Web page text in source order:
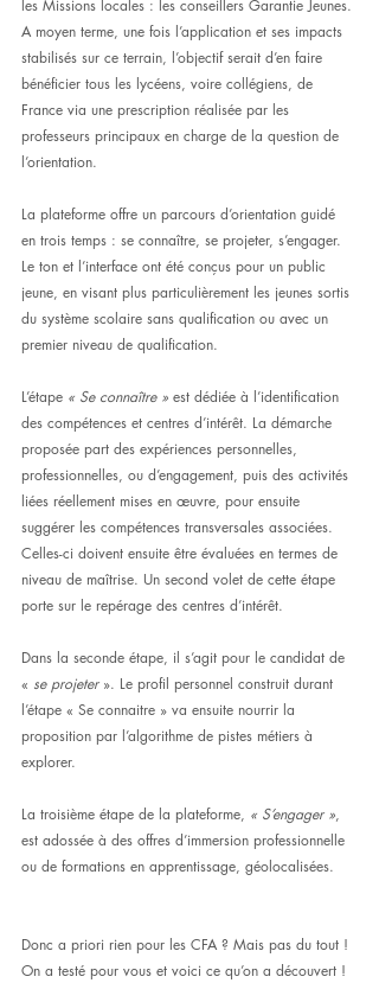
les Missions locales : les conseillers Garantie Jeunes.
A moyen terme, une fois l’application et ses impacts
stabilisés sur ce terrain, l’objectif serait d’en faire
bénéficier tous les lycéens, voire collégiens, de
France via une prescription réalisée par les
professeurs principaux en charge de la question de
l’orientation.
La plateforme offre un parcours d’orientation guidé
en trois temps : se connaître, se projeter, s’engager.
Le ton et l’interface ont été conçus pour un public
jeune, en visant plus particulièrement les jeunes sortis
du système scolaire sans qualification ou avec un
premier niveau de qualification.
L’étape « Se connaître » est dédiée à l’identification
des compétences et centres d’intérêt. La démarche
proposée part des expériences personnelles,
professionnelles, ou d’engagement, puis des activités
liées réellement mises en œuvre, pour ensuite
suggérer les compétences transversales associées.
Celles-ci doivent ensuite être évaluées en termes de
niveau de maîtrise. Un second volet de cette étape
porte sur le repérage des centres d’intérêt.
Dans la seconde étape, il s’agit pour le candidat de
« se projeter ». Le profil personnel construit durant
l’étape « Se connaitre » va ensuite nourrir la
proposition par l’algorithme de pistes métiers à
explorer.
La troisième étape de la plateforme, « S’engager »,
est adossée à des offres d’immersion professionnelle
ou de formations en apprentissage, géolocalisées.
Donc a priori rien pour les CFA ? Mais pas du tout !
On a testé pour vous et voici ce qu’on a découvert !